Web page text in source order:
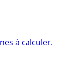
à calculer.